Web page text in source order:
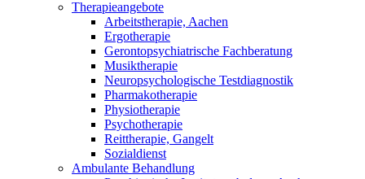
Therapieangebote
Arbeitstherapie, Aachen
Ergotherapie
Gerontopsychiatrische Fachberatung
Musiktherapie
Neuropsychologische Testdiagnostik
Pharmakotherapie
Physiotherapie
Psychotherapie
Reittherapie, Gangelt
Sozialdienst
Ambulante Behandlung